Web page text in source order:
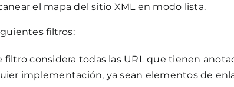
el mapa del sitio XML en modo lista.
filtros:
filtro considera todas las URL que tienen
implementación, ya sean elementos de